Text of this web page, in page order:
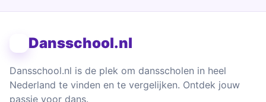
Dansschool.nl
Dansschool.nl is de plek om dansscholen in heel
Nederland te vinden en te vergelijken. Ontdek jouw
passie voor dans.